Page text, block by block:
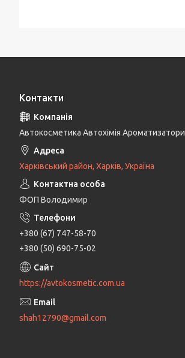
Контакти
Автокосметика Автохімія Ароматизатори
Харківський район, Харків, Україна
ФОП Володимир
+380 (67) 747-58-70
+380 (50) 690-75-02
https://avtokosmetic.com.ua
shah12790@gmail.com